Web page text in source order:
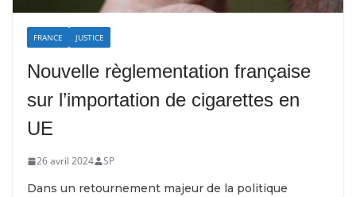
FRANCE JUSTICE
Nouvelle règlementation française
sur l’importation de cigarettes en
UE
26 avril 2024 SP
Dans un retournement majeur de la politique